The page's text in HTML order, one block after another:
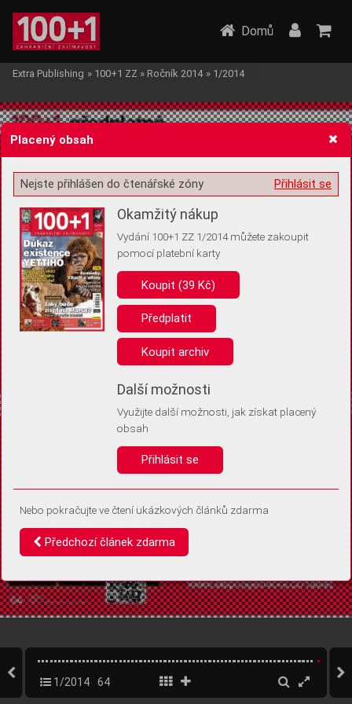
Žádost o souhlas s ukládáním volitelných informací
Pro základní fungování webu nepotřebujeme ukládat žádné informace
(tzv. cookies apod.). Rádi bychom vás ale požádali o souhlas s
uložením volitelných informací:
Anonymní unikátní ID
Díky němu příště poznáme, že se jedná o stejné zařízení, a
Identifikátor je zcela anonymní.
Vaše souhlasy a odmítnutí si ukládáme do vašeho zařízení, abychom se
vás už příště znovu neptali. Můžete je kdykoli později upravit ve Správě
Domů
Extra Publishing » 100+1 ZZ » Ročník 2014 » 1/2014
1/2014 64
Placený obsah
Přihlásit se
Nejste přihlášen do čtenářské zóny
Okamžitý nákup
Vydání 100+1 ZZ 1/2014 můžete zakoupit
pomocí platební karty
Koupit (39 Kč)
Předplatit
Koupit archiv
Další možnosti
Využijte další možnosti, jak získat placený
obsah
Přihlásit se
Nebo pokračujte ve čtení ukázkových článků zdarma
Předchozí článek zdarma